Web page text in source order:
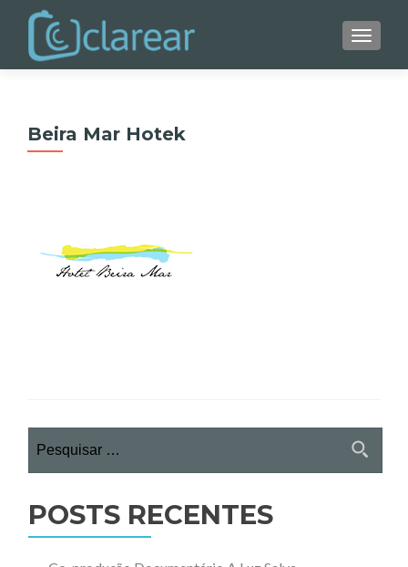
Beira Mar Hotek
por:
POSTS RECENTES